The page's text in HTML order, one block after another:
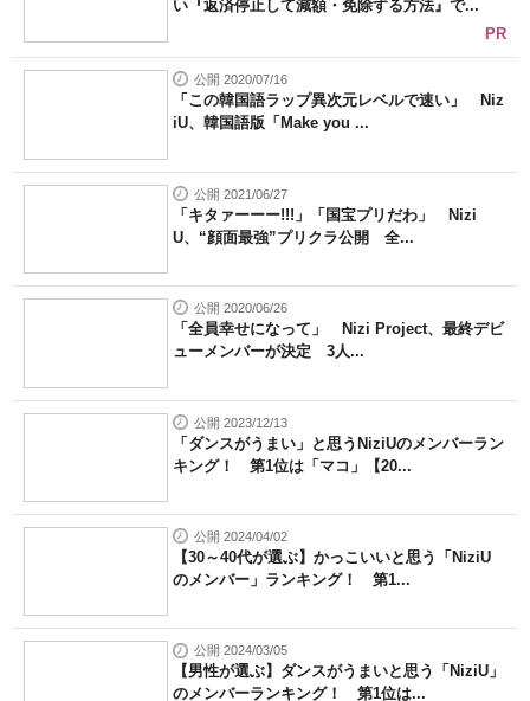
い『返済停止して減額・免除する方法』で...
PR
公開 2020/07/16
「この韓国語ラップ異次元レベルで速い」 Niz
iU、韓国語版「Make you ...
公開 2021/06/27
「キタァーーー!!!」「国宝プリだわ」 Nizi
U、“顔面最強”プリクラ公開 全...
公開 2020/06/26
「全員幸せになって」 Nizi Project、最終デビ
ューメンバーが決定 3人...
公開 2023/12/13
「ダンスがうまい」と思うNiziUのメンバーラン
キング！ 第1位は「マコ」【20...
公開 2024/04/02
【30～40代が選ぶ】かっこいいと思う「NiziU
のメンバー」ランキング！ 第1...
公開 2024/03/05
【男性が選ぶ】ダンスがうまいと思う「NiziU」
のメンバーランキング！ 第1位は...